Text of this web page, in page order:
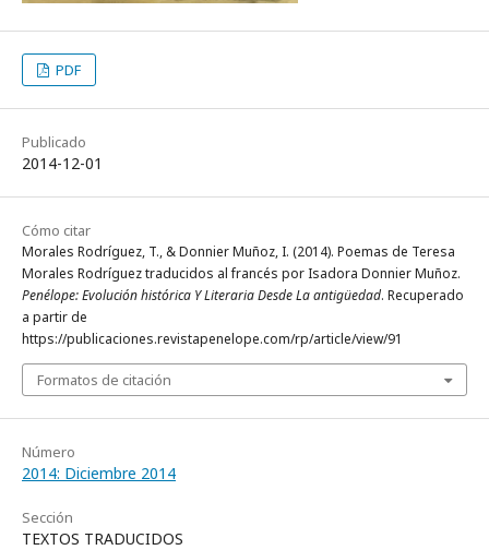
PDF
Publicado
2014-12-01
Cómo citar
Morales Rodríguez, T., & Donnier Muñoz, I. (2014). Poemas de Teresa
Morales Rodríguez traducidos al francés por Isadora Donnier Muñoz.
Penélope: Evolución histórica Y Literaria Desde La antigüedad. Recuperado
a partir de
https://publicaciones.revistapenelope.com/rp/article/view/91
Formatos de citación
Número
2014: Diciembre 2014
Sección
TEXTOS TRADUCIDOS